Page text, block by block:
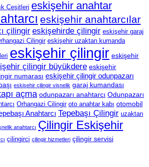
Çeşitleri eskişehir anahtar
eskişehir anahtarcılar
çilingireskişehirde çilingir eskişehir garaj
Çilingir eskişehir uzaktan kumanda
eskişehir çilingir eskişehir
çilingir büyükdere eskişehir
numarası eskişehir çilingir odunpazarı
eskişehir çilingir vişnelik garaj kumandası
açma odunpazarı anahtarcı Odunpazarı
Orhangazi Çilingir oto anahtar kabı otomobil
Anahtarcı Tepebaşı Çilingir uzaktan
anahtarcı Çilingir Eskişehir
çilingirci çilingir hizmetleri çilingir servisi